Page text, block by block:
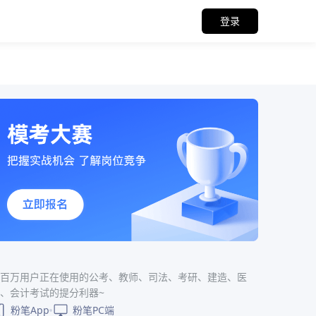
登录
万用户正在使用的公考、教师、司法、考研、建造、医
会计考试的提分利器~
粉笔App
粉笔PC端